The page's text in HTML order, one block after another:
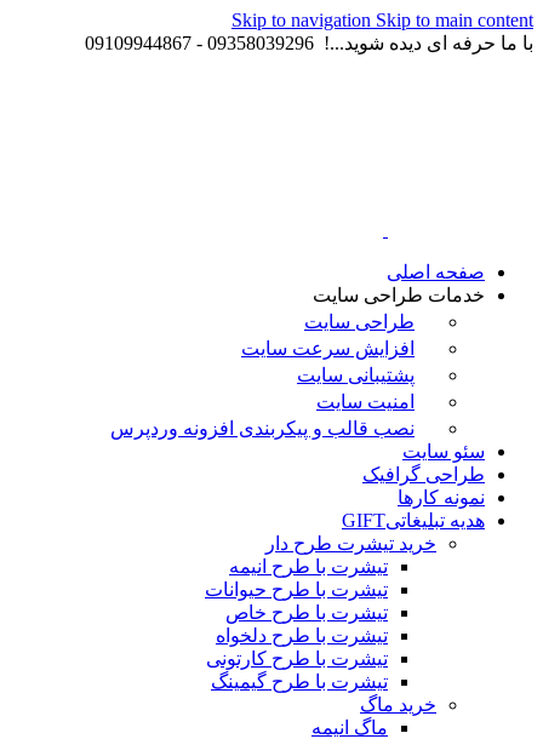
Skip to navigation Skip to main content
با ما حرفه ای دیده شوید...! 09358039296 - 09109944867
صفحه اصلی
خدمات طراحی سایت
طراحی سایت
افزایش سرعت سایت
پشتیبانی سایت
امنیت سایت
نصب قالب و پیکربندی افزونه وردپرس
سئو سایت
طراحی گرافیک
نمونه کارها
هدیه تبلیغاتیGIFT
خرید تیشرت طرح دار
تیشرت با طرح انیمه
تیشرت با طرح حیوانات
تیشرت با طرح خاص
تیشرت با طرح دلخواه
تیشرت با طرح کارتونی
تیشرت با طرح گیمینگ
خرید ماگ
ماگ انیمه